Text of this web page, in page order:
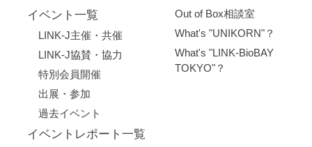
イベント一覧
LINK-J主催・共催
LINK-J協賛・協力
特別会員開催
出展・参加
過去イベント
イベントレポート一覧
Out of Box相談室
What's "UNIKORN"？
What's "LINK-BioBAY
TOKYO"？